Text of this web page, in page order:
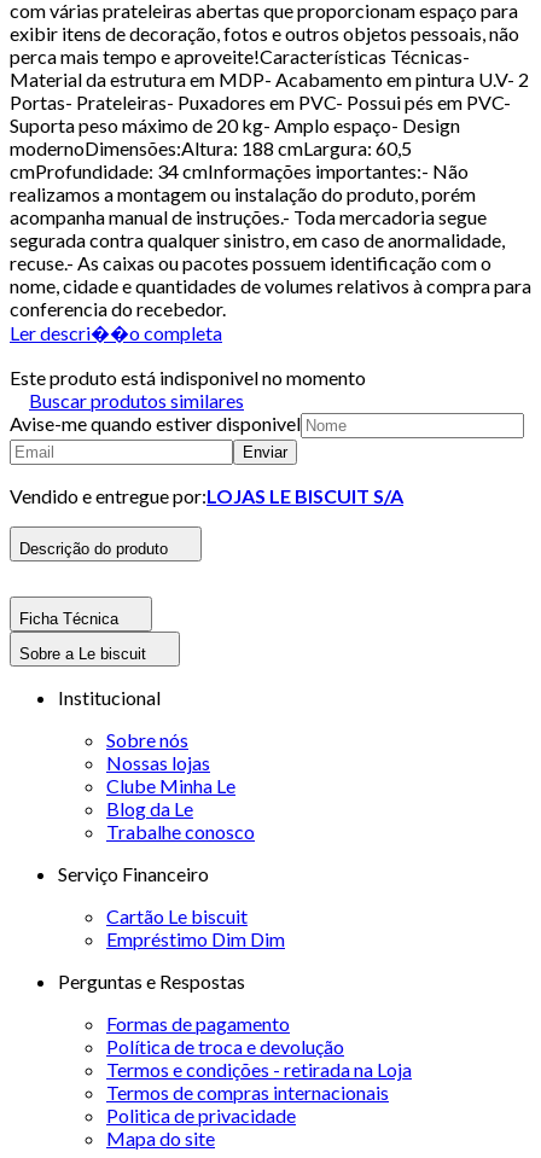
com várias prateleiras abertas que proporcionam espaço para
exibir itens de decoração, fotos e outros objetos pessoais, não
perca mais tempo e aproveite!Características Técnicas-
Material da estrutura em MDP- Acabamento em pintura U.V- 2
Portas- Prateleiras- Puxadores em PVC- Possui pés em PVC-
Suporta peso máximo de 20 kg- Amplo espaço- Design
modernoDimensões:Altura: 188 cmLargura: 60,5
cmProfundidade: 34 cmInformações importantes:- Não
realizamos a montagem ou instalação do produto, porém
acompanha manual de instruções.- Toda mercadoria segue
segurada contra qualquer sinistro, em caso de anormalidade,
recuse.- As caixas ou pacotes possuem identificação com o
nome, cidade e quantidades de volumes relativos à compra para
conferencia do recebedor.
Ler descri��o completa
Este produto está indisponivel no momento
Buscar produtos similares
Avise-me quando estiver disponivel
Enviar
Vendido e entregue por:LOJAS LE BISCUIT S/A
Descrição do produto
Ficha Técnica
Sobre a Le biscuit
Institucional
Sobre nós
Nossas lojas
Clube Minha Le
Blog da Le
Trabalhe conosco
Serviço Financeiro
Cartão Le biscuit
Empréstimo Dim Dim
Perguntas e Respostas
Formas de pagamento
Política de troca e devolução
Termos e condições - retirada na Loja
Termos de compras internacionais
Politica de privacidade
Mapa do site